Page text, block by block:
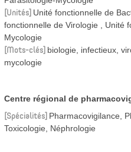
Unités Unité fonctionnelle de
fonctionnelle de Virologie
Unité
Mycologie
Mots-clés biologie, infectieux,
mycologie
Centre régional de
Spécialités Pharmacovigilance,
Toxicologie, Néphrologie